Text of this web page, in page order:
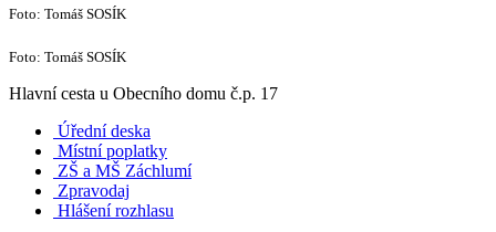
Foto: Tomáš SOSÍK
Foto: Tomáš SOSÍK
Hlavní cesta u Obecního domu č.p. 17
Úřední deska
Místní poplatky
ZŠ a MŠ Záchlumí
Zpravodaj
Hlášení rozhlasu